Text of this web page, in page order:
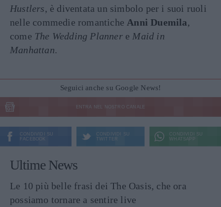
Hustlers, è diventata un simbolo per i suoi ruoli
nelle commedie romantiche Anni Duemila,
come The Wedding Plannere Maid in
Manhattan.
Seguici anche su Google News!
ENTRA NEL NOSTRO CANALE
CONDIVIDI SU
FACEBOOK
CONDIVIDI SU
TWITTER
CONDIVIDI SU
WHATSAPP
Ultime News
Le 10 più belle frasi dei The Oasis, che ora
possiamo tornare a sentire live